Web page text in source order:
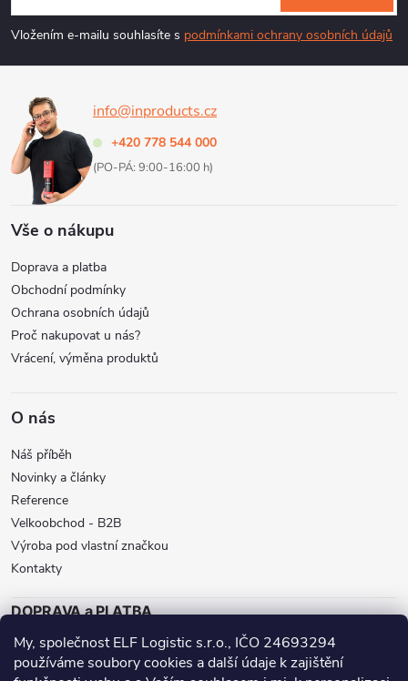
My, společnost ELF Logistic s.r.o., IČO 24693294
používáme soubory cookies a další údaje k zajištění
v
k
v
ý
i
s
u
p
a
Vložením e-mailu souhlasíte s podmínkami ochrany osobních údajů
info@inproducts.cz
+420 778 544 000
(PO-PÁ: 9:00-16:00 h)
Vše o nákupu
Doprava a platba
Obchodní podmínky
Ochrana osobních údajů
Proč nakupovat u nás?
Vrácení, výměna produktů
O nás
Náš příběh
Novinky a články
Reference
Velkoobchod - B2B
Výroba pod vlastní značkou
Kontakty
DOPRAVA a PLATBA
ZÁSILKOVNA BALÍKOVNA GLS